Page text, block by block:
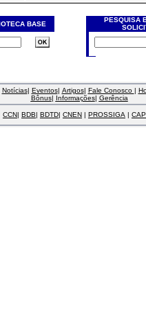
BASE
PESQUISA
Notícias| Eventos| Artigos| Fale Conosco |
Bônus| Informações| Gerência
CCN| BDB| BDTD| CNEN | PROSSIGA |